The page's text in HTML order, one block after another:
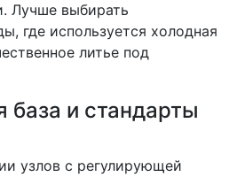
Лучше выбирать
где используется холодная
литье под
база и стандарты
узлов с регулирующей